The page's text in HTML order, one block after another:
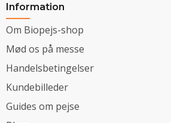
Information
Om Biopejs-shop
Mød os på messe
Handelsbetingelser
Kundebilleder
Guides om pejse